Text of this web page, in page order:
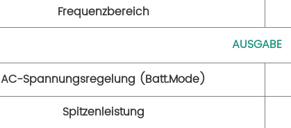
Frequenzbereich
AUSGABE
AC-Spannungsregelung (Batt.Mode)
Spitzenleistung